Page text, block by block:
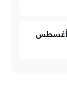
توقعات برج الحمل ليوم الجمعة 7 أغسطس